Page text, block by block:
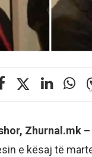
Zhurnal.mk –
e kësaj të